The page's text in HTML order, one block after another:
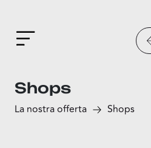
Shops
La nostra offerta Shops